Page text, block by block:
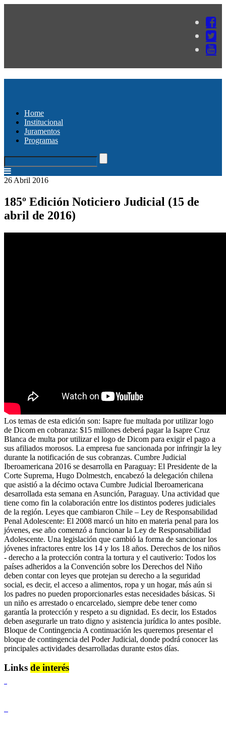
Home
Institucional
Juramentos
Programas
26 Abril 2016
185º Edición Noticiero Judicial (15 de
abril de 2016)
Los temas de esta edición son: Isapre fue multada por utilizar logo
de Dicom en cobranza: $15 millones deberá pagar la Isapre Cruz
Blanca de multa por utilizar el logo de Dicom para exigir el pago a
sus afiliados morosos. La empresa fue sancionada por infringir la ley
durante la notificación de sus cobranzas. Cumbre Judicial
Iberoamericana 2016 se desarrolla en Paraguay: El Presidente de la
Corte Suprema, Hugo Dolmestch, encabezó la delegación chilena
que asistió a la décimo octava Cumbre Judicial Iberoamericana
desarrollada esta semana en Asunción, Paraguay. Una actividad que
tiene como fin la colaboración entre los distintos poderes judiciales
de la región. Leyes que cambiaron Chile – Ley de Responsabilidad
Penal Adolescente: El 2008 marcó un hito en materia penal para los
jóvenes, ese año comenzó a funcionar la Ley de Responsabilidad
Adolescente. Una legislación que cambió la forma de sancionar los
jóvenes infractores entre los 14 y los 18 años. Derechos de los niños
- derecho a la protección contra la tortura y el cautiverio: Todos los
países adheridos a la Convención sobre los Derechos del Niño
deben contar con leyes que protejan su derecho a la seguridad
social, es decir, el acceso a alimentos, ropa y un hogar, más aún si
los padres no pueden proporcionarles estas necesidades básicas. Si
un niño es arrestado o encarcelado, siempre debe tener como
garantía la protección y respeto a su dignidad. Es decir, los Estados
deben asegurarle un trato digno y asistencia jurídica lo antes posible.
Bloque de Contingencia A continuación les queremos presentar el
bloque de contingencia del Poder Judicial, donde podrá conocer las
principales actividades desarrolladas durante estos días.
Links de interés